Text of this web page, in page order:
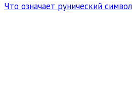
Что означает рунический